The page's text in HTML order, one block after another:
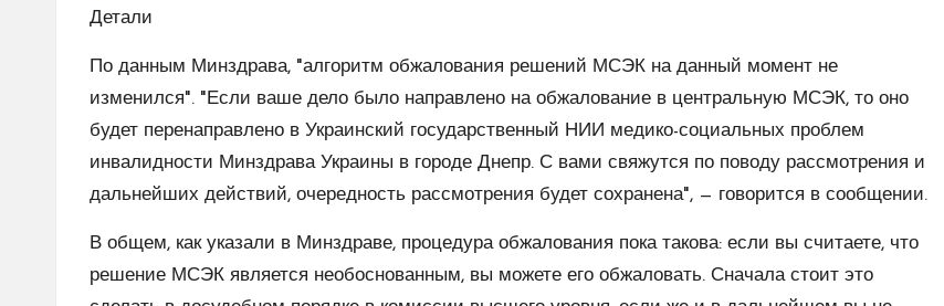
Детали
По данным Минздрава, "алгоритм обжалования решений МСЭК на данный момент не
изменился". "Если ваше дело было направлено на обжалование в центральную МСЭК, то оно
будет перенаправлено в Украинский государственный НИИ медико-социальных проблем
инвалидности Минздрава Украины в городе Днепр. С вами свяжутся по поводу рассмотрения и
дальнейших действий, очередность рассмотрения будет сохранена", — говорится в сообщении.
В общем, как указали в Минздраве, процедура обжалования пока такова: если вы считаете, что
решение МСЭК является необоснованным, вы можете его обжаловать. Сначала стоит это